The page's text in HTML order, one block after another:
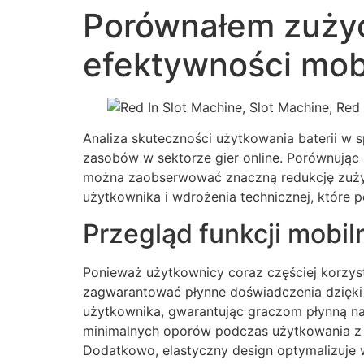
About
Porównałem
efektywności
Analiza skuteczności użytkowania baterii w
zasobów w sektorze gier online.
można zaobserwować znaczną redukcję
użytkownika i wdrożenia technicznej, które
Przegląd funkcji
Ponieważ użytkownicy coraz częściej
zagwarantować płynne doświadczenia
użytkownika, gwarantując graczom płynną
minimalnych oporów podczas użytkowania
Dodatkowo, elastyczny design